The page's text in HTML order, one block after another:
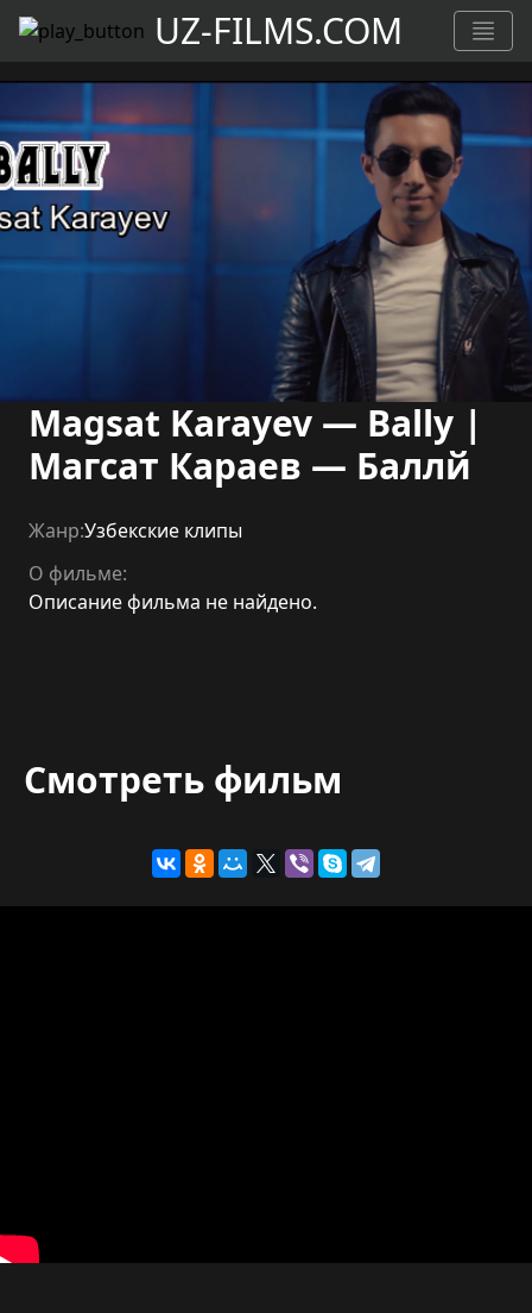
UZ-FILMS.COM
Magsat Karayev — Bally |
Магсат Караев — Баллй
Жанр:Узбекские клипы
О фильме:
Описание фильма не найдено.
Смотреть фильм